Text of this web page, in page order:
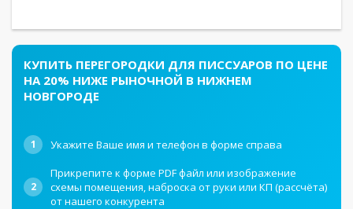
КУПИТЬ ПЕРЕГОРОДКИ ДЛЯ ПИССУАРОВ ПО ЦЕНЕ
НА 20% НИЖЕ РЫНОЧНОЙ В НИЖНЕМ
НОВГОРОДЕ
1 Укажите Ваше имя и телефон в форме справа
2
Прикрепите к форме PDF файл или изображение
схемы помещения, наброска от руки или КП (рассчёта)
от нашего конкурента